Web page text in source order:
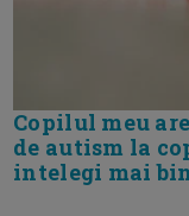
Copilul meu
de autism la
intelegi mai